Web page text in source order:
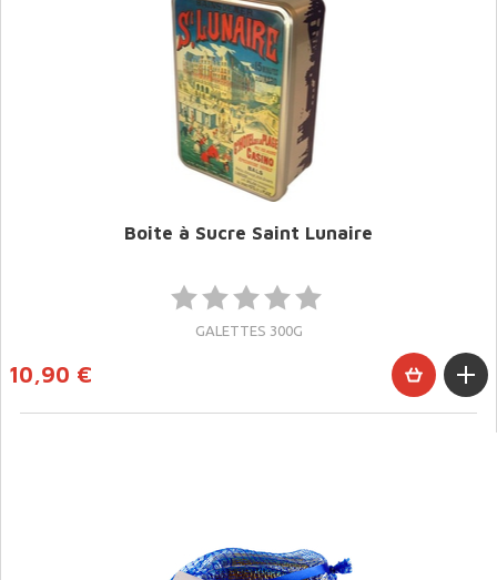
Boite à Sucre Saint Lunaire
GALETTES 300G
10,90 €